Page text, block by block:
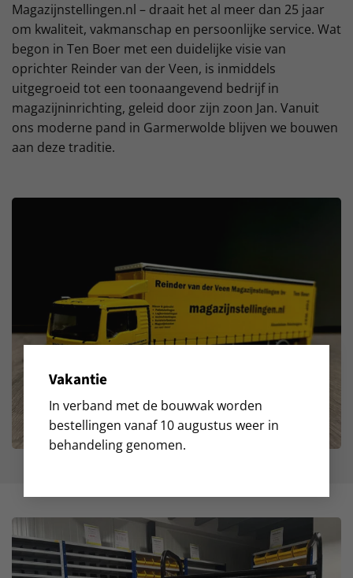
Vakantie
In verband met de bouwvak worden
bestellingen vanaf 10 augustus weer in
behandeling genomen.
Magazijnstellingen.nl – draait het al meer dan 25 jaar
om kwaliteit, vakmanschap en persoonlijke service. Wat
begon in Ten Boer met een duidelijke visie van
oprichter Reinder van der Veen, is inmiddels
uitgegroeid tot een toonaangevend bedrijf in
magazijninrichting, geleid door zijn zoon Jan. Vanuit
ons moderne pand in Garmerwolde blijven we bouwen
aan deze traditie.